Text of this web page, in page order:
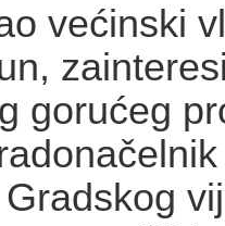
većinski
gorućeg